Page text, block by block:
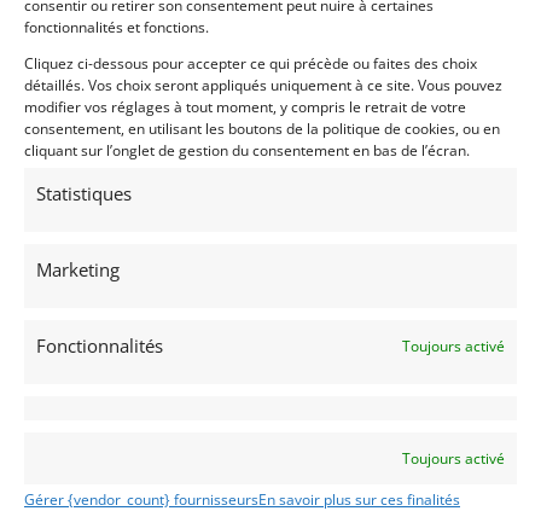
consentir ou retirer son consentement peut nuire à certaines
fonctionnalités et fonctions.
Cliquez ci-dessous pour accepter ce qui précède ou faites des choix
détaillés. Vos choix seront appliqués uniquement à ce site. Vous pouvez
modifier vos réglages à tout moment, y compris le retrait de votre
consentement, en utilisant les boutons de la politique de cookies, ou en
cliquant sur l’onglet de gestion du consentement en bas de l’écran.
Statistiques
Marketing
Fonctionnalités Toujours activé
Toujours activé
Gérer {vendor_count} fournisseursEn savoir plus sur ces finalités
5
(01) AIN
Vends Ford Escort MK1 Groupe 2 de 1972. Moteur 2L BDG
NEUF LORRTEC. Superbement construite. 20 Roues. PTH FIA